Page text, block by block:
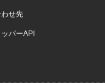
せ先
パーAPI